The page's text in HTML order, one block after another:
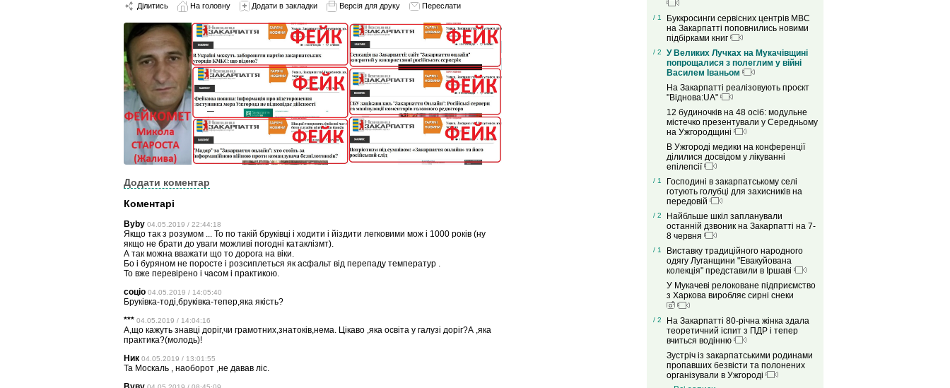
Ділитись На головну Додати в закладки Версія для друку Переслати
Додати коментар
Коментарі
Byby 04.05.2019 / 22:44:18
Якщо так з розумом ... То по такій бруківці і ходити і йіздити легковими мож і 1000 років (ну
якщо не брати до уваги можливі погодні катаклізмт).
А так можна вважати що то дорога на віки.
Бо і буряном не поросте і розсиплеться як асфальт від перепаду температур .
То вже перевірено і часом і практикою.
соціо 04.05.2019 / 14:05:40
Бруківка-тоді,бруківка-тепер,яка якість?
*** 04.05.2019 / 14:04:16
А,що кажуть знавці доріг,чи грамотних,знатоків,нема. Цікаво ,яка освіта у галузі доріг?А ,яка
практика?(молодь)!
Ник 04.05.2019 / 13:01:55
Та Москаль , наоборот ,не давав ліс.
/ 1
Буккросинги сервісних центрів МВС
на Закарпатті поповнились новими
підбірками книг
/ 2
У Великих Лучках на Мукачівщині
попрощалися з полеглим у війні
Василем Іваньом
На Закарпатті реалізовують проєкт
"Віднова:UA"
12 будиночків на 48 осіб: модульне
містечко презентували у Середньому
на Ужгородщині
В Ужгороді медики на конференції
ділилися досвідом у лікуванні
епілепсії
/ 1
Господині в закарпатському селі
готують голубці для захисників на
передовій
/ 2
Найбльше шкіл запланували
останній дзвоник на Закарпатті на 7-
8 червня
/ 1
Виставку традиційного народного
одягу Луганщини "Евакуйована
колекція" представили в Іршаві
У Мукачеві релоковане підприємство
з Харкова виробляє сирні снеки
/ 2
На Закарпатті 80-річна жінка здала
теоретичний іспит з ПДР і тепер
вчиться водінню
Зустріч із закарпатськими родинами
пропавших безвісти та полонених
організували в Ужгороді